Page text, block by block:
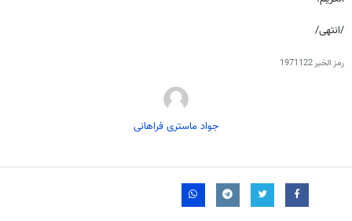
/انتهى/
رمز الخبر1971122
جواد ماستری فراهانی